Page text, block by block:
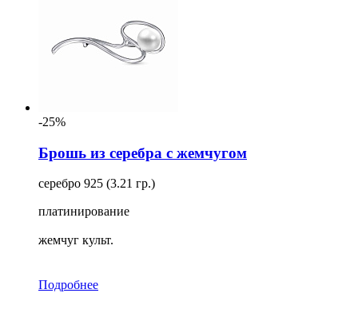
-25%
Брошь из серебра с жемчугом
серебро 925 (3.21 гр.)
платинирование
жемчуг культ.
Подробнее